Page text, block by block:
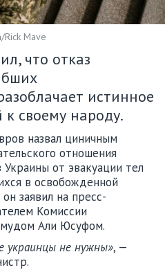
Mave
что отказ
истинное
своему народу.
назвал циничным
отношения
от эвакуации тел
в освобожденной
заявил на пресс-
Комиссии
Али Юсуфом.
украинцы не нужны», —